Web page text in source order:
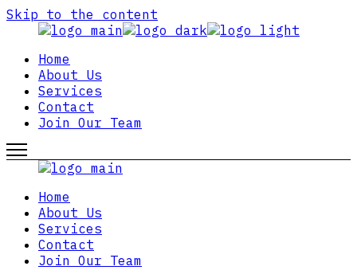
Skip to the content
Home
About Us
Services
Contact
Join Our Team
Home
About Us
Services
Contact
Join Our Team